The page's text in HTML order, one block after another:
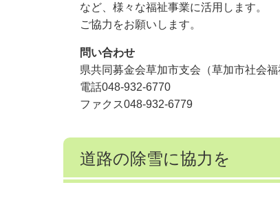
など、様々な福祉事業に活用します。
ご協力をお願いします。
問い合わせ
県共同募金会草加市支会（草加市社会福
電話048-932-6770
ファクス048-932-6779
道路の除雪に協力を